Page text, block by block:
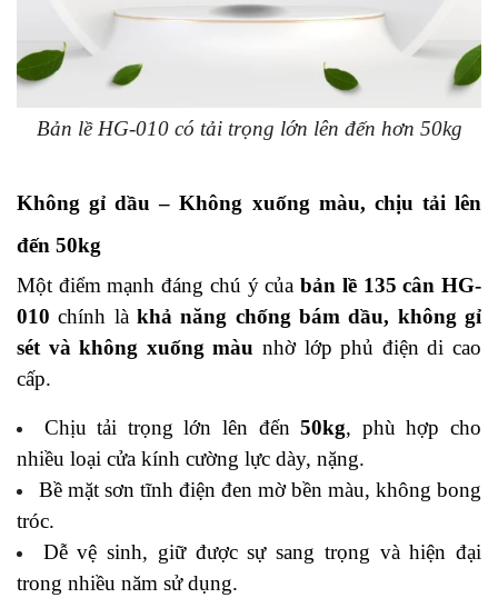
Bản lề HG-010 có tải trọng lớn lên đến hơn 50kg
Không gỉ dầu – Không xuống màu, chịu tải lên
đến 50kg
Một điểm mạnh đáng chú ý củabản lề 135 cân HG-
010 chính là khả năng chống bám dầu, không gỉ
sét và không xuống màu nhờ lớp phủ điện di cao
cấp.
Chịu tải trọng lớn lên đến50kg, phù hợp cho
nhiều loại cửa kính cường lực dày, nặng.
Bề mặt sơn tĩnh điện đen mờ bền màu, không bong
tróc.
Dễ vệ sinh, giữ được sự sang trọng và hiện đại
trong nhiều năm sử dụng.